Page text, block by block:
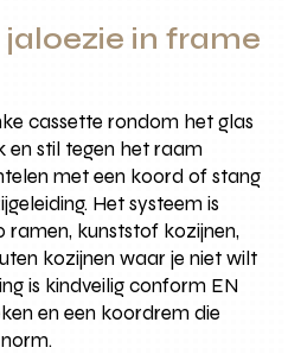
in frame
cassette rondom het glas
stil tegen het raam
met een koord of stang
Het systeem is
kunststof kozijnen,
kozijnen waar je niet wilt
is kindveilig conform EN
en een koordrem die